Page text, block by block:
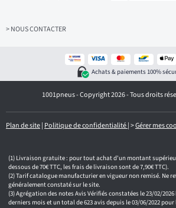
z
i
l
> NOUS CONTACTER
Achats & paiements 100%
1001pneus - Copyright 2026 - Tous droits
Plan de site| Politique de confidentialité|>Gérer mes
Livraison gratuite : pour tout achat d'un montant supérieur
dessous de 70€ TTC, les frais de livraison sont de 7,90€ TTC).
Tarif catalogue manufacturier en vigueur non remisé. Ne
généralement constaté sur le site.
Agrégation des notes Avis Vérifiés constatées le 23/02/2026
derniers mois et un total de 623 avis depuis le 03/06/2022